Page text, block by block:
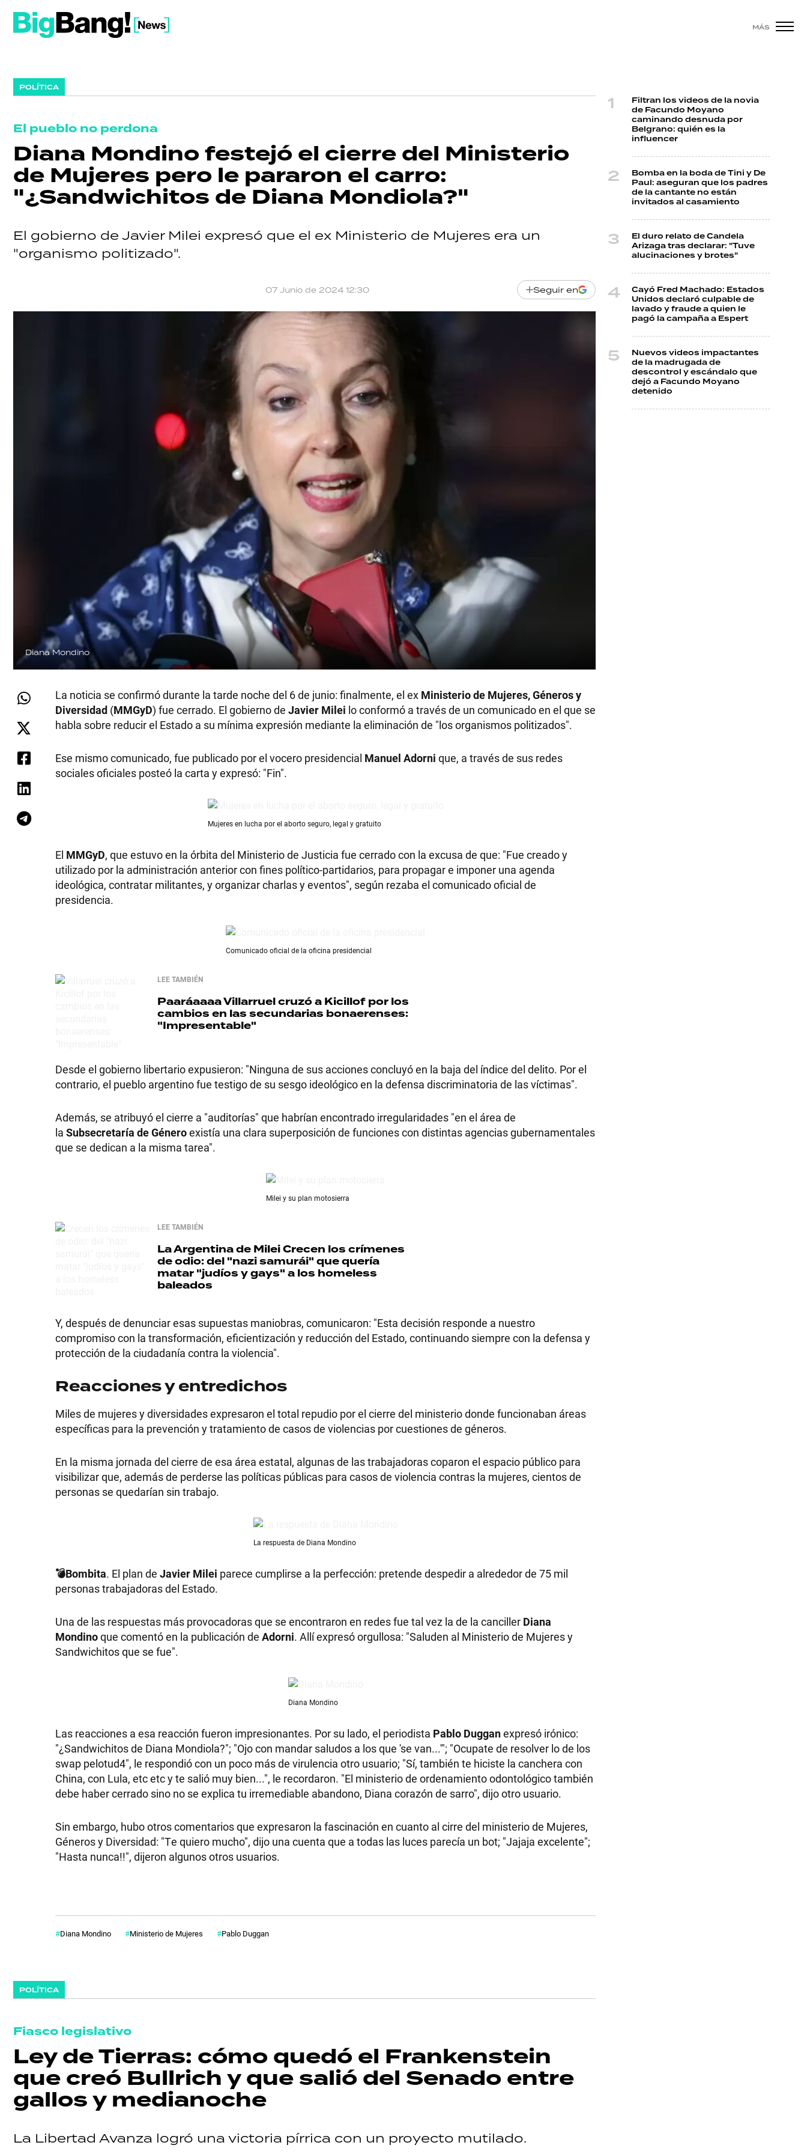
MÁS
POLÍTICA
El pueblo no perdona
Diana Mondino festejó el cierre del Ministerio
de Mujeres pero le pararon el carro:
"¿Sandwichitos de Diana Mondiola?"
El gobierno de Javier Milei expresó que el ex Ministerio de Mujeres era un
"organismo politizado".
07 Junio de 2024 12:30 Seguir en
Diana Mondino
La noticia se confirmó durante la tarde noche del 6 de junio: finalmente, el ex Ministerio de Mujeres, Géneros y
Diversidad (MMGyD) fue cerrado. El gobierno de Javier Milei lo conformó a través de un comunicado en el que se
habla sobre reducir el Estado a su mínima expresión mediante la eliminación de "los organismos politizados".
Ese mismo comunicado, fue publicado por el vocero presidencial Manuel Adorni que, a través de sus redes
sociales oficiales posteó la carta y expresó: "Fin".
Mujeres en lucha por el aborto seguro, legal y gratuito
El MMGyD, que estuvo en la órbita del Ministerio de Justicia fue cerrado con la excusa de que: "Fue creado y
utilizado por la administración anterior con fines político-partidarios, para propagar e imponer una agenda
ideológica, contratar militantes, y organizar charlas y eventos", según rezaba el comunicado oficial de
presidencia.
Comunicado oficial de la oficina presidencial
LEE TAMBIÉN
PaaráaaaaVillarruel cruzó a Kicillof por los
cambios en las secundarias bonaerenses:
"Impresentable"
Desde el gobierno libertario expusieron: "Ninguna de sus acciones concluyó en la baja del índice del delito. Por el
contrario, el pueblo argentino fue testigo de su sesgo ideológico en la defensa discriminatoria de las víctimas".
Además, se atribuyó el cierre a "auditorías" que habrían encontrado irregularidades "en el área de
la Subsecretaría de Géneroexistía una clara superposición de funciones con distintas agencias gubernamentales
que se dedican a la misma tarea".
Milei y su plan motosierra
LEE TAMBIÉN
La Argentina de MileiCrecen los crímenes
de odio: del "nazi samurái" que quería
matar "judíos y gays" a los homeless
baleados
Y, después de denunciar esas supuestas maniobras, comunicaron: "Esta decisión responde a nuestro
compromiso con la transformación, eficientización y reducción del Estado, continuando siempre con la defensa y
protección de la ciudadanía contra la violencia".
Reacciones y entredichos
Miles de mujeres y diversidades expresaron el total repudio por el cierre del ministerio donde funcionaban áreas
específicas para la prevención y tratamiento de casos de violencias por cuestiones de géneros.
En la misma jornada del cierre de esa área estatal, algunas de las trabajadoras coparon el espacio público para
visibilizar que, además de perderse las políticas públicas para casos de violencia contras la mujeres, cientos de
personas se quedarían sin trabajo.
La respuesta de Diana Mondino
💣Bombita. El plan de Javier Milei parece cumplirse a la perfección: pretende despedir a alrededor de 75 mil
personas trabajadoras del Estado.
Una de las respuestas más provocadoras que se encontraron en redes fue tal vez la de la canciller Diana
Mondinoque comentó en la publicación de Adorni. Allí expresó orgullosa: "Saluden al Ministerio de Mujeres y
Sandwichitos que se fue".
Diana Mondino
Las reacciones a esa reacción fueron impresionantes. Por su lado, el periodista Pablo Dugganexpresó irónico:
"¿Sandwichitos de Diana Mondiola?"; "Ojo con mandar saludos a los que 'se van...'"; "Ocupate de resolver lo de los
swap pelotud4", le respondió con un poco más de virulencia otro usuario; "Sí, también te hiciste la canchera con
China, con Lula, etc etc y te salió muy bien...", le recordaron. "El ministerio de ordenamiento odontológico también
debe haber cerrado sino no se explica tu irremediable abandono, Diana corazón de sarro", dijo otro usuario.
Sin embargo, hubo otros comentarios que expresaron la fascinación en cuanto al cirre del ministerio de Mujeres,
Géneros y Diversidad: "Te quiero mucho", dijo una cuenta que a todas las luces parecía un bot; "Jajaja excelente";
"Hasta nunca!!", dijeron algunos otros usuarios.
Diana Mondino Ministerio de Mujeres Pablo Duggan
POLÍTICA
Fiasco legislativo
Ley de Tierras: cómo quedó el Frankenstein
que creó Bullrich y que salió del Senado entre
gallos y medianoche
La Libertad Avanza logró una victoria pírrica con un proyecto mutilado.
Filtran los videos de la novia
de Facundo Moyano
caminando desnuda por
Belgrano: quién es la
influencer
Bomba en la boda de Tini y De
Paul: aseguran que los padres
de la cantante no están
invitados al casamiento
El duro relato de Candela
Arizaga tras declarar: "Tuve
alucinaciones y brotes"
Cayó Fred Machado: Estados
Unidos declaró culpable de
lavado y fraude a quien le
pagó la campaña a Espert
Nuevos videos impactantes
de la madrugada de
descontrol y escándalo que
dejó a Facundo Moyano
detenido
SHOW
ACTUALIDAD
POLICIALES
ECONOMÍA
GRAN
HERMANO
SALUD
DEPORTES
RECETAS